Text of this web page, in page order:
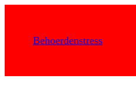
springenBehoerdenstress